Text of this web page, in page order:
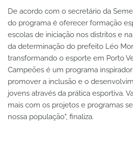
De acordo com o secretário da
do programa é oferecer formação
escolas de iniciação nos distritos e
da determinação do prefeito Léo
transformando o esporte em Porto
Campeões é um programa
promover a inclusão e o
jovens através da prática esportiva.
mais com os projetos e programas
nossa população", finaliza.